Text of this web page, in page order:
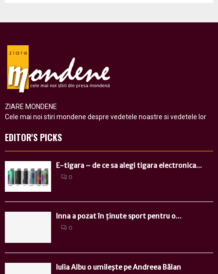
ZIARE MONDENE
Cele mai noi stiri mondene despre vedetele noastre si vedetele lor
EDITOR'S PICKS
E-tigara – de ce sa alegi tigara electronica...
0
Inna a pozat în ținute sport pentru o...
0
Iulia Albu o umileşte pe Andreea Bălan